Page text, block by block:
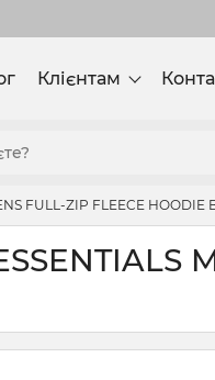
Клієнтам
FULL-ZIP FLEECE HOODIE